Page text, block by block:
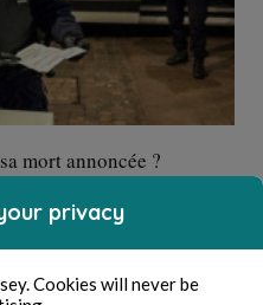
mort annoncée ?
privacy
Cookies will never be